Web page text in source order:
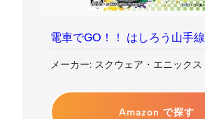
電車でGO！！ はしろう山手線
メーカー: スクウェア・エニックス
Amazon で探す